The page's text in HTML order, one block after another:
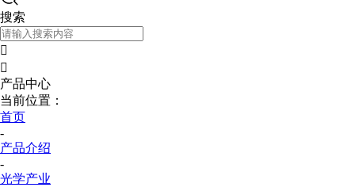
搜索


产品中心
当前位置：
首页
-
产品介绍
-
光学产业